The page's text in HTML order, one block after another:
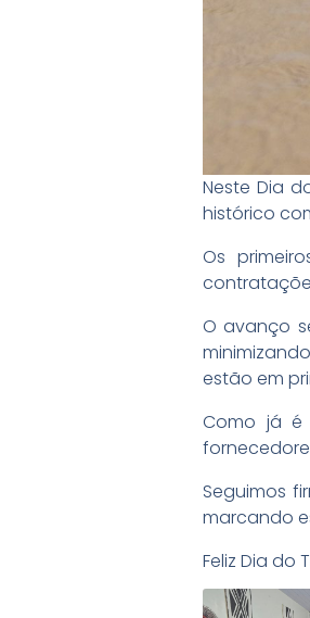
Neste Dia
histórico
Os
O avanço
estão em
Como já é
Seguimos
marcando
Feliz Dia do